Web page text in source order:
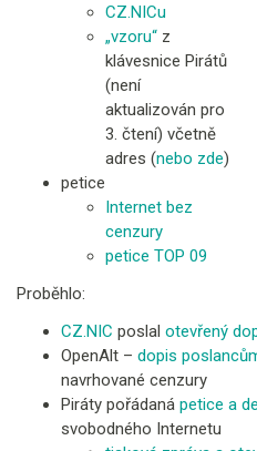
CZ.NICu
„vzoru“ z
klávesnice Pirátů
(není
aktualizován pro
3. čtení) včetně
adres (nebo zde)
petice
Internet bez
cenzury
petice TOP 09
Proběhlo:
CZ.NIC poslal otevřený
OpenAlt – dopis
navrhované cenzury
Piráty pořádaná petice a
svobodného Internetu